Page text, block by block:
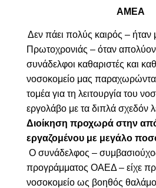
ΑΜΕΑ
Δεν πάει πολύς καιρός – ήταν
Πρωτοχρονιάς – όταν
συνάδελφοι καθαριστές και
νοσοκομείο μας
τομέα για τη λειτουργία του
εργολάβο με τα διπλά σχεδόν
Διοίκηση προχωρά στην
εργαζομένου με μεγάλο
Ο συνάδελφος –
προγράμματος ΟΑΕΔ – είχε
νοσοκομείο ως βοηθός